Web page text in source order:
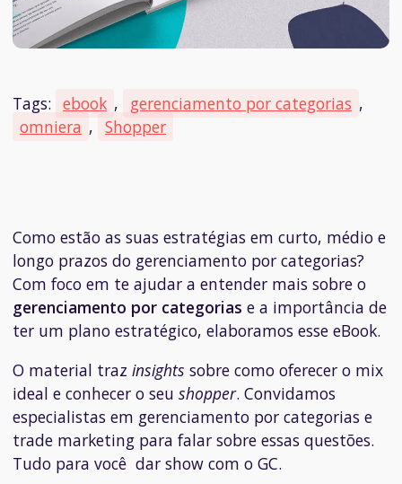
Tags: ebook , gerenciamento por categorias ,
omniera , Shopper
Como estão as suas estratégias em curto, médio e
longo prazos do gerenciamento por categorias?
Com foco em te ajudar a entender mais sobre o
gerenciamento por categorias e a importância de
ter um plano estratégico, elaboramos esse eBook.
O material traz insights sobre como oferecer o mix
ideal e conhecer o seu shopper. Convidamos
especialistas em gerenciamento por categorias e
trade marketing para falar sobre essas questões.
Tudo para você dar show com o GC.